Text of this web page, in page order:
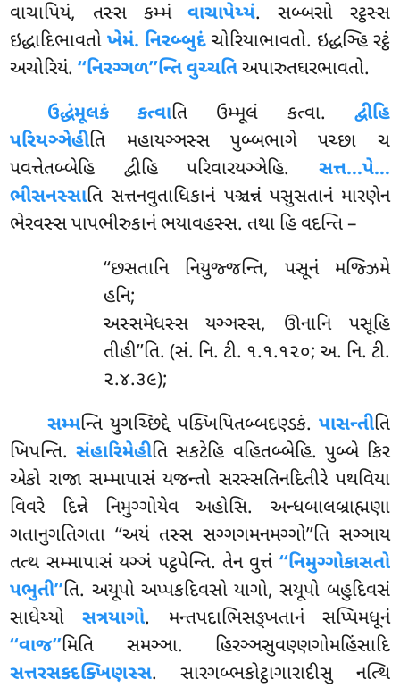
વાચાપિયં, તસ્સ કમ્મંવાચાપેય્યં. સબ્બસો રટ્ઠસ્સ
ઇદ્ધાદિભાવતોખેમં. નિરબ્બુદં ચોરિયાભાવતો. ઇદ્ધઞ્હિ રટ્ઠં
અચોરિયં.‘‘નિરગ્ગળ’’ન્તિ વુચ્ચતિઅપારુતઘરભાવતો.
ઉદ્ધંમૂલકં કત્વાતિ ઉમ્મૂલં કત્વા. દ્વીહિ
પરિયઞ્ઞેહીતિ મહાયઞ્ઞસ્સ પુબ્બભાગે પચ્છા ચ
પવત્તેતબ્બેહિ દ્વીહિ પરિવારયઞ્ઞેહિ. સત્ત…પે…
ભીસનસ્સાતિ સત્તનવુતાધિકાનં પઞ્ચન્નં પસુસતાનં મારણેન
ભેરવસ્સ પાપભીરુકાનં ભયાવહસ્સ. તથા હિ વદન્તિ –
‘‘છસતાનિ નિયુજ્જન્તિ, પસૂનં મજ્ઝિમે
હનિ;
અસ્સમેધસ્સ યઞ્ઞસ્સ, ઊનાનિ પસૂહિ
તીહી’’તિ. (સં. નિ. ટી. ૧.૧.૧૨૦; અ. નિ. ટી.
૨.૪.૩૯);
સમ્મન્તિ યુગચ્છિદ્દે પક્ખિપિતબ્બદણ્ડકં. પાસન્તીતિ
ખિપન્તિ.સંહારિમેહીતિ સકટેહિ વહિતબ્બેહિ. પુબ્બે કિર
એકો રાજા સમ્માપાસં યજન્તો સરસ્સતિનદિતીરે પથવિયા
વિવરે દિન્ને નિમુગ્ગોયેવ અહોસિ. અન્ધબાલબ્રાહ્મણા
ગતાનુગતિગતા ‘‘અયં તસ્સ સગ્ગગમનમગ્ગો’’તિ સઞ્ઞાય
તત્થ સમ્માપાસં યઞ્ઞં પટ્ઠપેન્તિ. તેન વુત્તં ‘‘નિમુગ્ગોકાસતો
પભુતી’’તિ. અયૂપો અપ્પકદિવસો યાગો, સયૂપો બહુદિવસં
સાધેય્યોસત્રયાગો. મન્તપદાભિસઙ્ખતાનં સપ્પિમધૂનં
‘‘વાજ’’મિતિ સમઞ્ઞા. હિરઞ્ઞસુવણ્ણગોમહિંસાદિ
સત્તરસકદક્ખિણસ્સ. સારગબ્ભકોટ્ઠાગારાદીસુ નત્થિ